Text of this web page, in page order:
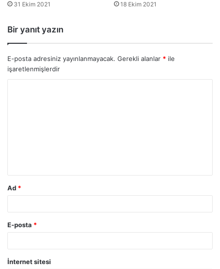
31 Ekim 2021 18 Ekim 2021
Bir yanıt yazın
E-posta adresiniz yayınlanmayacak. Gerekli alanlar * ile
işaretlenmişlerdir
Ad *
E-posta *
İnternet sitesi